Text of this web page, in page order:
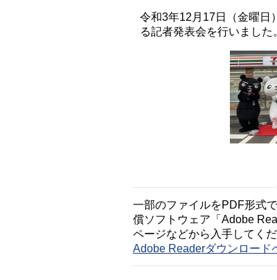
令和3年12月17日（金曜日
る記者発表会を行いました
一部のファイルをPDF形式
償ソフトウェア「Adobe
ページなどから入手してくだ
Adobe Readerダウンロード